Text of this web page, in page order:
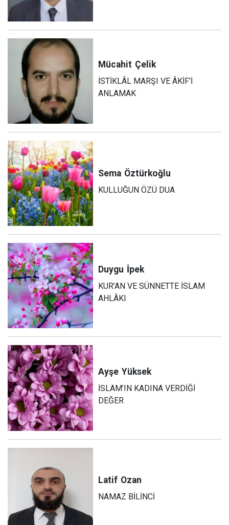
Mücahit Çelik
İSTİKLÂL MARŞI VE ÂKİF’İ
ANLAMAK
Sema Öztürkoğlu
KULLUĞUN ÖZÜ DUA
Duygu İpek
KUR’AN VE SÜNNETTE İSLAM
AHLÂKI
Ayşe Yüksek
İSLAM’IN KADINA VERDİĞİ
DEĞER
Latif Ozan
NAMAZ BİLİNCİ